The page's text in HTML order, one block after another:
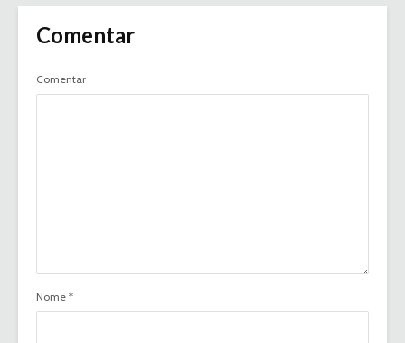
Comentar
Comentar
Nome *